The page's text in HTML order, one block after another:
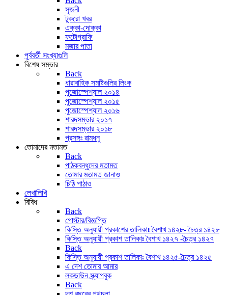
সৃজনী
টুকরো খবর
এক্কা-দোক্কা
ফটোগ্রাফি
মজার পাতা
পূর্ববর্তী সংখ্যাগুলি
বিশেষ সম্ভার
Back
ধারাবাহিক সমষ্টিগুলির লিংক
পুজোস্পেশ্যাল ২০১৪
পুজোস্পেশ্যাল ২০১৫
পুজোস্পেশ্যাল ২০১৬
শারদসম্ভার ২০১৭
শারদসম্ভার ২০১৮
প্রসঙ্গঃ রামধনু
তোমাদের মতামত
Back
পাঠকবন্ধুদের মতামত
তোমার মতামত জানাও
চিঠি পাঠাও
লেখালিখি
বিবিধ
Back
পোস্টার/বিজ্ঞপ্তি
কিস্তি অনুযায়ী প্রকাশের তালিকাঃ বৈশাখ ১৪২৮- চৈত্র ১৪২৮
কিস্তি অনুযায়ী প্রকাশ তালিকাঃ বৈশাখ ১৪২৭ -চৈত্র ১৪২৭
Back
কিস্তি অনুযায়ী প্রকাশ তালিকাঃ বৈশাখ ১৪২৫-চৈত্র ১৪২৫
এ দেশ তোমার আমার
লকডাউন স্ক্র্যাপবুক
Back